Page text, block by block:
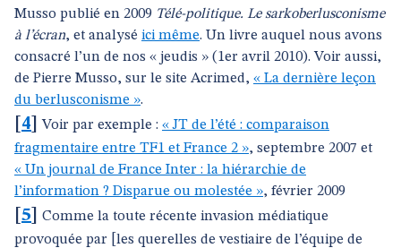
Musso publié en 2009 Télé-politique. Le sarkoberlusconisme
à l’écran, et analysé ici même. Un livre auquel nous avons
consacré l’un de nos « jeudis » (1er avril 2010). Voir aussi,
de Pierre Musso, sur le site Acrimed, « La dernière leçon
du berlusconisme ».
4 ]Voir par exemple : « JT de l’été : comparaison
fragmentaire entre TF1 et France 2 », septembre 2007 et
« Un journal de France Inter : la hiérarchie de
l’information ? Disparue ou molestée », février 2009
5
Comme la toute récente invasion médiatique
provoquée par [les querelles de vestiaire de l’équipe de